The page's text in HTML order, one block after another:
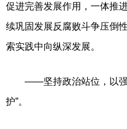
促进完善发展作用，一体推
续巩固发展反腐败斗争压倒
索实践中向纵深发展。
——坚持政治站位，以强
护”。